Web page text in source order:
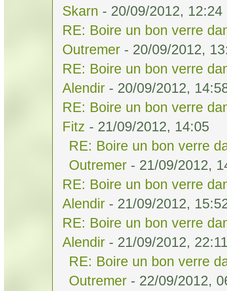
Skarn - 20/09/2012, 12:24
RE: Boire un bon verre
Outremer - 20/09/2012,
RE: Boire un bon verre
Alendir - 20/09/2012,
RE: Boire un bon verre
Fitz - 21/09/2012, 14:05
RE: Boire un bon verre
Outremer - 21/09/2012,
RE: Boire un bon verre
Alendir - 21/09/2012,
RE: Boire un bon verre
Alendir - 21/09/2012,
RE: Boire un bon verre
Outremer - 22/09/2012,